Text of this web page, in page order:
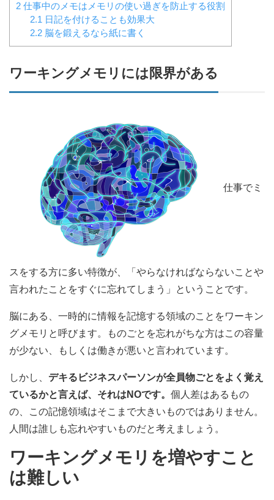
2 仕事中のメモはメモリの使い過ぎを防止する役割
2.1 日記を付けることも効果大
2.2脳を鍛えるなら紙に書く
ワーキングメモリには限界がある
仕事でミ
スをする方に多い特徴が、「やらなければならないことや
言われたことをすぐに忘れてしまう」ということです。
脳にある、一時的に情報を記憶する領域のことをワーキン
グメモリと呼びます。ものごとを忘れがちな方はこの容量
が少ない、もしくは働きが悪いと言われています。
しかし、 デキるビジネスパーソンが全員物ごとをよく覚え
ているかと言えば、それはNOです。 個人差はあるもの
の、この記憶領域はそこまで大きいものではありません。
人間は誰しも忘れやすいものだと考えましょう。
ワーキングメモリを増やすこと
は難しい